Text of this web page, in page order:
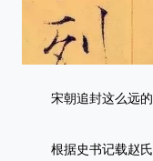
宋朝追封这么远
根据史书记载赵